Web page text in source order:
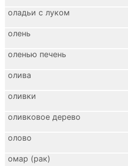
оладьи с луком
олень
оленью печень
олива
оливки
оливковое дерево
олово
омар (рак)